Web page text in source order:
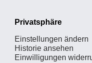
Privatsphäre
Einstellungen ändern
Historie ansehen
Einwilligungen